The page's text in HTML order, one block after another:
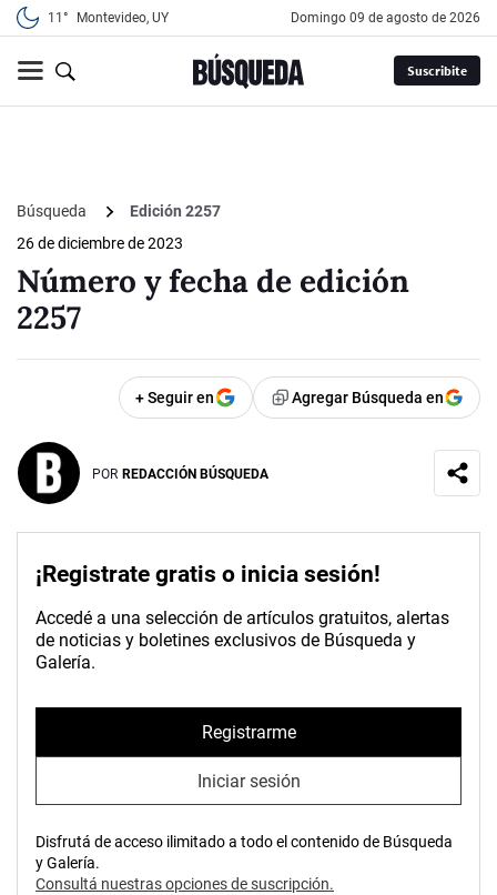
11° Montevideo, UY domingo 09 de agosto de 2026
Suscribite
Búsqueda
Edición 2257
26 de diciembre de 2023
Número y fecha de edición
2257
+ Seguir en Agregar Búsqueda en
POR REDACCIÓN BÚSQUEDA
¡Registrate gratis o inicia sesión!
Accedé a una selección de artículos gratuitos, alertas
de noticias y boletines exclusivos de Búsqueda y
Galería.
Registrarme
Iniciar sesión
Disfrutá de acceso ilimitado a todo el contenido de Búsqueda
y Galería.
Consultá nuestras opciones de suscripción.